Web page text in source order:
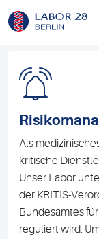
Als
kritische
Unser Labor
der KRITIS-
Bundesamtes
reguliert wird.